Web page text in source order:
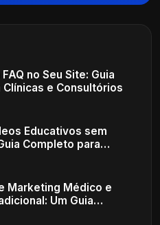
no Seu Site: Guia
e Consultórios
Educativos sem
Completo para
Saúde
Marketing Médico e
Um Guia